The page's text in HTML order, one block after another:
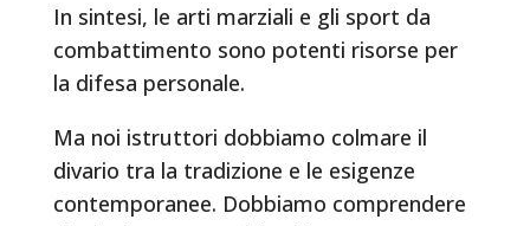
In sintesi, le arti marziali e gli sport da
combattimento sono potenti risorse per
la difesa personale.
Ma noi istruttori dobbiamo colmare il
divario tra la tradizione e le esigenze
contemporanee. Dobbiamo comprendere